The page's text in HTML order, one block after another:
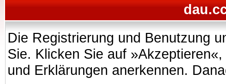
Die Registrierung und Benutzung
Sie. Klicken Sie auf
und Erklärungen anerkennen.